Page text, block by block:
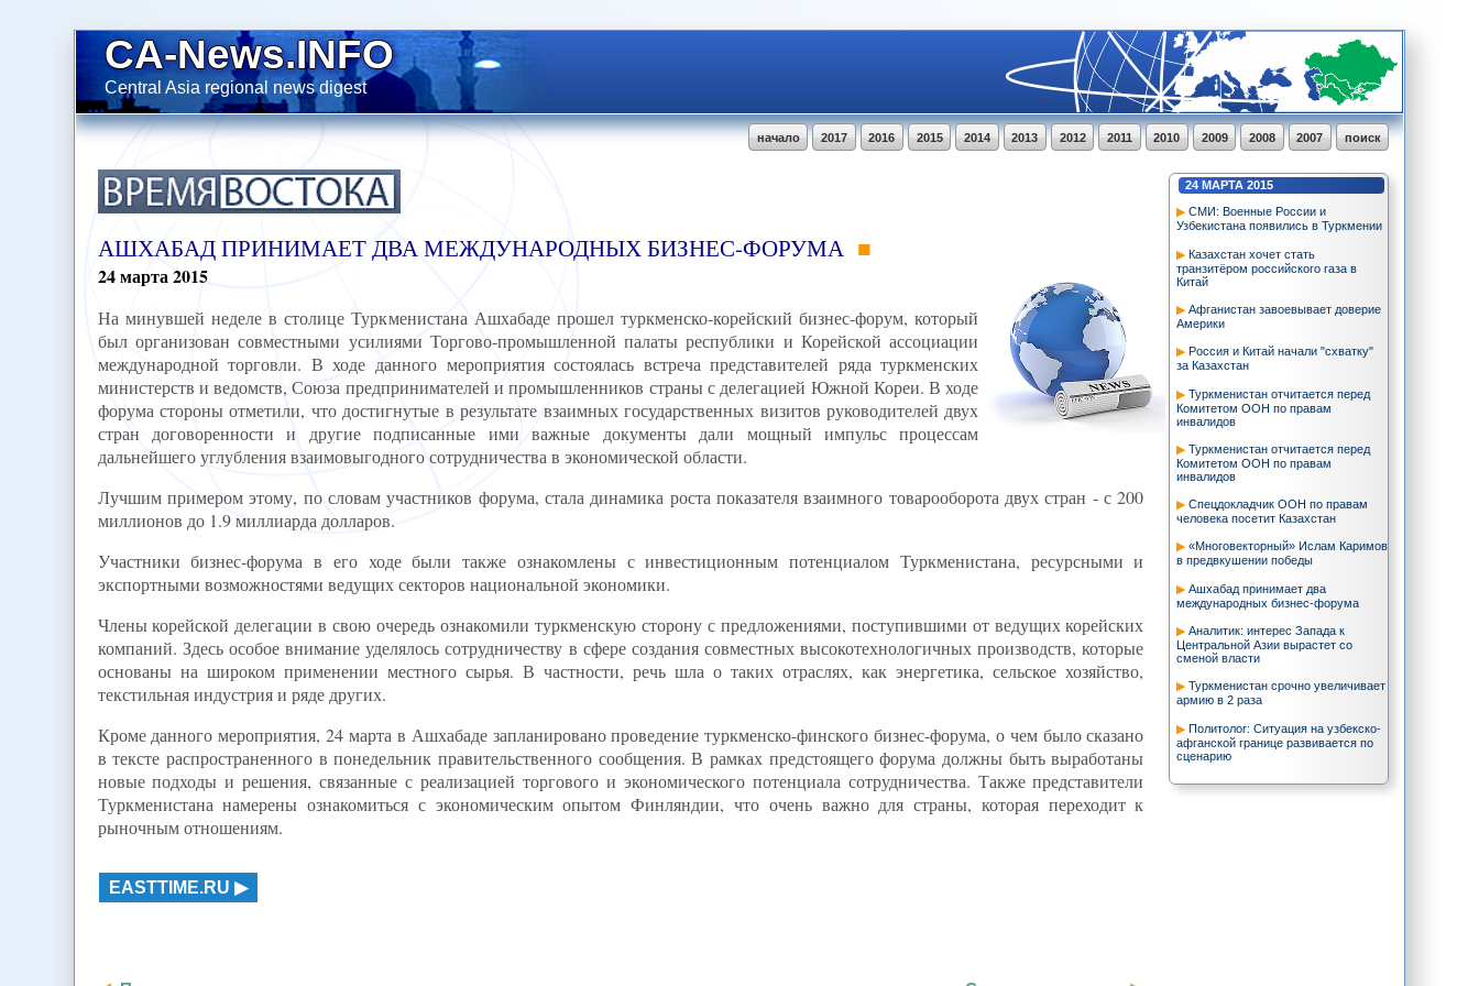
CA-News.INFO
Central Asia regional news digest
поиск
2007
2008
2009
2010
2011
2012
2013
2014
2015
2016
2017
начало
24 МАРТА 2015
СМИ: Военные России и
Узбекистана появились в Туркмении
Казахстан хочет стать
транзитёром российского газа в
Китай
Афганистан завоевывает доверие
Америки
Россия и Китай начали "схватку"
за Казахстан
Туркменистан отчитается перед
Комитетом ООН по правам
инвалидов
Туркменистан отчитается перед
Комитетом ООН по правам
инвалидов
Спецдокладчик ООН по правам
человека посетит Казахстан
«Многовекторный» Ислам Каримов
в предвкушении победы
Ашхабад принимает два
международных бизнес-форума
Аналитик: интерес Запада к
Центральной Азии вырастет со
сменой власти
Туркменистан срочно увеличивает
армию в 2 раза
Политолог: Ситуация на узбекско-
афганской границе развивается по
сценарию
АШХАБАД ПРИНИМАЕТ ДВА МЕЖДУНАРОДНЫХ БИЗНЕС-ФОРУМА
24марта2015
На минувшей неделе в столице Туркменистана Ашхабаде прошел туркменско-корейский бизнес-форум, который
был организован совместными усилиями Торгово-промышленной палаты республики и Корейской ассоциации
международной торговли. В ходе данного мероприятия состоялась встреча представителей ряда туркменских
министерств и ведомств, Союза предпринимателей и промышленников страны с делегацией Южной Кореи. В ходе
форума стороны отметили, что достигнутые в результате взаимных государственных визитов руководителей двух
стран договоренности и другие подписанные ими важные документы дали мощный импульс процессам
дальнейшего углубления взаимовыгодного сотрудничества в экономической области.
Лучшим примером этому, по словам участников форума, стала динамика роста показателя взаимного товарооборота двух стран - с 200
миллионов до 1.9 миллиарда долларов.
Участники бизнес-форума в его ходе были также ознакомлены с инвестиционным потенциалом Туркменистана, ресурсными и
экспортными возможностями ведущих секторов национальной экономики.
Члены корейской делегации в свою очередь ознакомили туркменскую сторону с предложениями, поступившими от ведущих корейских
компаний. Здесь особое внимание уделялось сотрудничеству в сфере создания совместных высокотехнологичных производств, которые
основаны на широком применении местного сырья. В частности, речь шла о таких отраслях, как энергетика, сельское хозяйство,
текстильная индустрия и ряде других.
Кроме данного мероприятия, 24 марта в Ашхабаде запланировано проведение туркменско-финского бизнес-форума, о чем было сказано
в тексте распространенного в понедельник правительственного сообщения. В рамках предстоящего форума должны быть выработаны
новые подходы и решения, связанные с реализацией торгового и экономического потенциала сотрудничества. Также представители
Туркменистана намерены ознакомиться с экономическим опытом Финляндии, что очень важно для страны, которая переходит к
рыночным отношениям.
EASTTIME.RU